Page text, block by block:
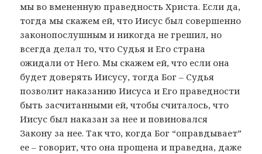
мы во вмененную праведность Христа. Если да,
тогда мы скажем ей, что Иисус был совершенно
законопослушным и никогда не грешил, но
всегда делал то, что Судья и Его страна
ожидали от Него. Мы скажем ей, что если она
будет доверять Иисусу, тогда Бог – Судья
позволит наказанию Иисуса и Его праведности
быть засчитанными ей, чтобы считалось, что
Иисус был наказан за нее и повиновался
Закону за нее. Так что, когда Бог “оправдывает”
ее – говорит, что она прощена и праведна, даже